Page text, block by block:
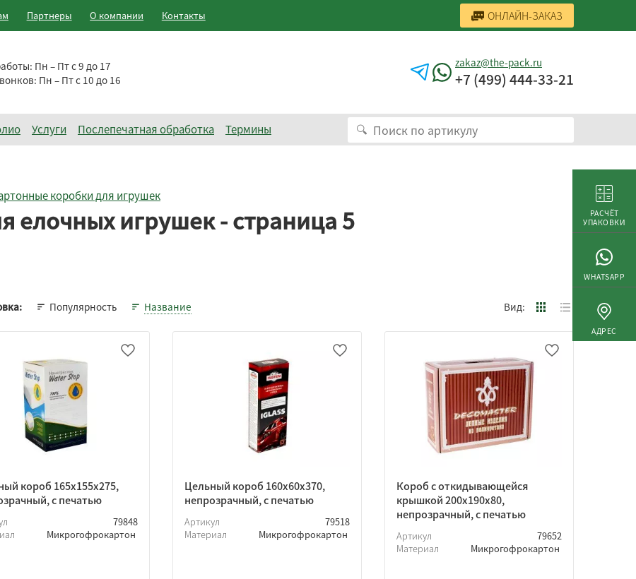
Партнеры О компании Контакты ОНЛАЙН-ЗАКАЗ
Пн – Пт с 9 до 17
Пн – Пт с 10 до 16
zakaz@the-pack.ru
+7 (499) 444-33-21
Услуги Послепечатная обработка Термины
коробки для игрушек
елочных игрушек - страница 5
Популярность Название Вид:
короб 165х155х275,
с печатью
79848
Микрогофрокартон
Цельный короб 160х60х370,
непрозрачный, с печатью
Артикул
79518
Материал
Микрогофрокартон
Короб с откидывающейся
крышкой 200х190х80,
непрозрачный, с печатью
Артикул
79652
Материал
Микрогофрокартон
РАСЧЁТ
УПАКОВКИ
WHATSAPP
АДРЕС